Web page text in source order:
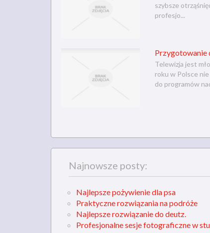
szybsze
profesjo...
Przygotowanie
Telewizja jest
roku w Polsce
do programów
Najnowsze posty:
Najlepsze pożywienie dla psa
Praktyczne rozwiązania na podróże
Najlepsze rozwiązanie do deutz.
Profesjonalne sesje fotograficzne w